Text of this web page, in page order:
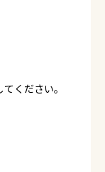
ください。